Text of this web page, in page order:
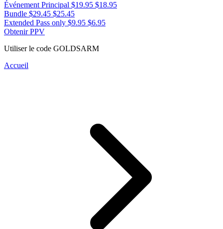
Événement Principal $19.95 $18.95
Bundle $29.45 $25.45
Extended Pass only $9.95 $6.95
Obtenir PPV
Utiliser le code GOLDSARM
Accueil